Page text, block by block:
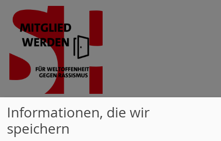
Informationen, die wir
speichern